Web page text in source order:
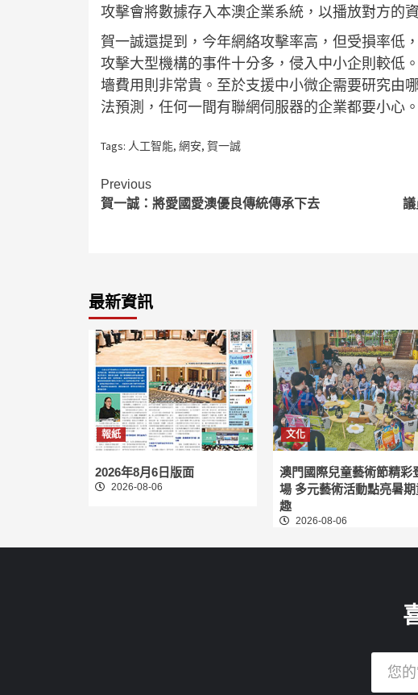
攻擊會將數據存入本澳企業系統，以播放對方的
賀一誠還提到，今年網絡攻擊率高，但受損率低
攻擊大型機構的事件十分多，侵入中小企則較低
墻費用則非常貴。至於支援中小微企需要研究由
法預測，任何一間有聯網伺服器的企業都要小心。
Tags: 人工智能, 網安, 賀一誠
Continue
Reading
Previous
賀一誠：將愛國愛澳優良傳統傳承下去
議
最新資訊
報紙
2026年8月6日版面
2026-08-06
文化
澳門國際兒童藝術節精彩
場 多元藝術活動點亮暑期
趣
2026-08-06